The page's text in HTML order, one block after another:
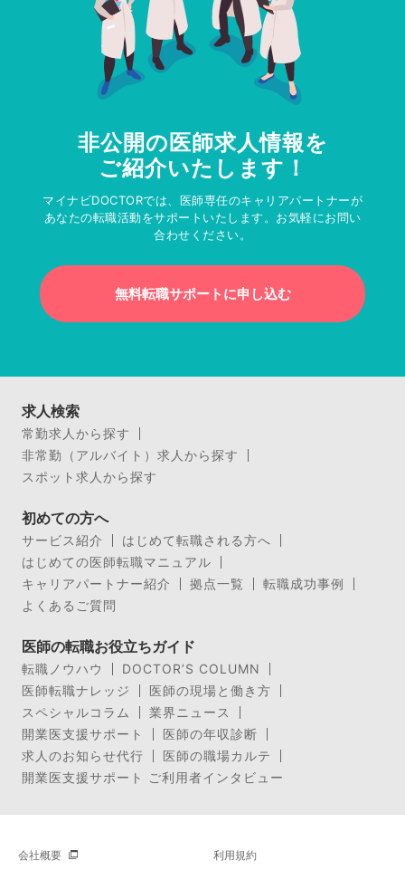
非公開の医師求人情報を
ご紹介いたします！
マイナビDOCTORでは、医師専任のキャリアパートナーが
あなたの転職活動をサポートいたします。お気軽にお問い
合わせください。
無料転職サポートに申し込む
求人検索
常勤求人から探す
非常勤（アルバイト）求人から探す
スポット求人から探す
初めての方へ
サービス紹介
はじめて転職される方へ
はじめての医師転職マニュアル
キャリアパートナー紹介
拠点一覧
転職成功事例
よくあるご質問
医師の転職お役立ちガイド
転職ノウハウ
DOCTOR’S COLUMN
医師転職ナレッジ
医師の現場と働き方
スペシャルコラム
業界ニュース
開業医支援サポート
医師の年収診断
求人のお知らせ代行
医師の職場カルテ
開業医支援サポート ご利用者インタビュー
会社概要 利用規約